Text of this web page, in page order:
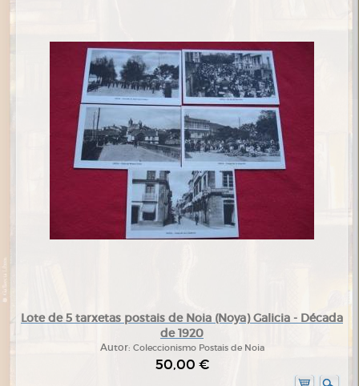
Lote de 5 tarxetas postais de Noia (Noya) Galicia - Década
de 1920
Autor: Coleccionismo Postais de Noia
50,00 €